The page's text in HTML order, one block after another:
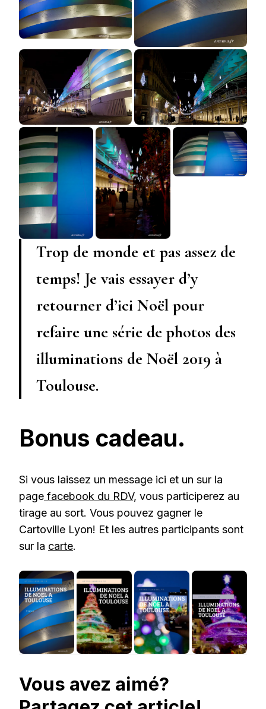
Trop de monde et pas assez de
temps! Je vais essayer d’y
retourner d’ici Noël pour
refaire une série de photos des
illuminations de Noël 2019 à
Toulouse.
Bonus cadeau.
Si vous laissez un message ici et un sur la
page facebook du RDV, vous participerez au
tirage au sort. Vous pouvez gagner le
Cartoville Lyon! Et les autres participants sont
sur la carte.
Vous avez aimé?